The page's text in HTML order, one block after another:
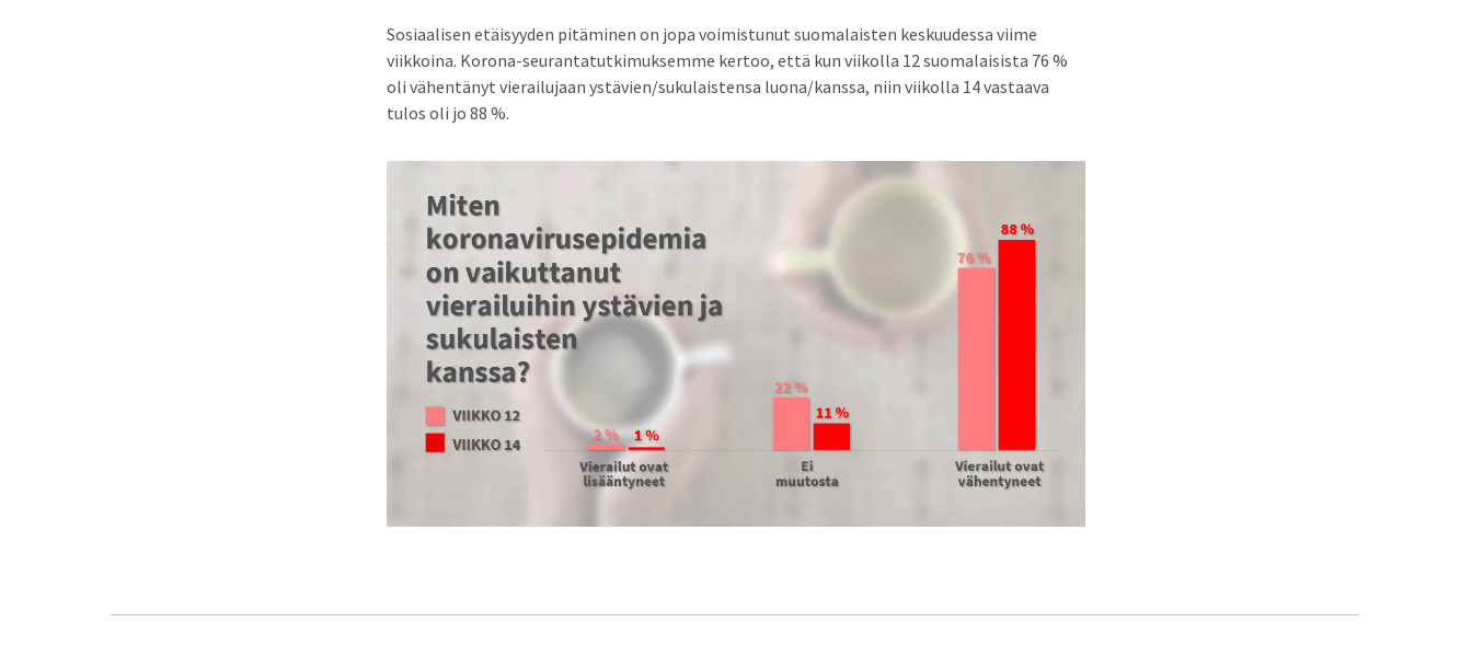
Sosiaalisen etäisyyden pitäminen on jopa voimistunut suomalaisten keskuudessa viime
viikkoina. Korona-seurantatutkimuksemme kertoo, että kun viikolla 12 suomalaisista 76 %
oli vähentänyt vierailujaan ystävien/sukulaistensa luona/kanssa, niin viikolla 14 vastaava
tulos oli jo 88 %.